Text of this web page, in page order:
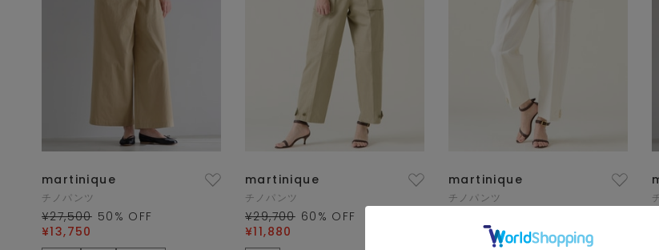
martinique
チノパンツ
¥27,500 50 % OFF
¥13,750
martinique
チノパンツ
¥29,700 60 % OFF
¥11,880
martinique
チノパンツ
¥11,880